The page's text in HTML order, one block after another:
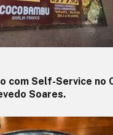
com Self-Service no
Soares.